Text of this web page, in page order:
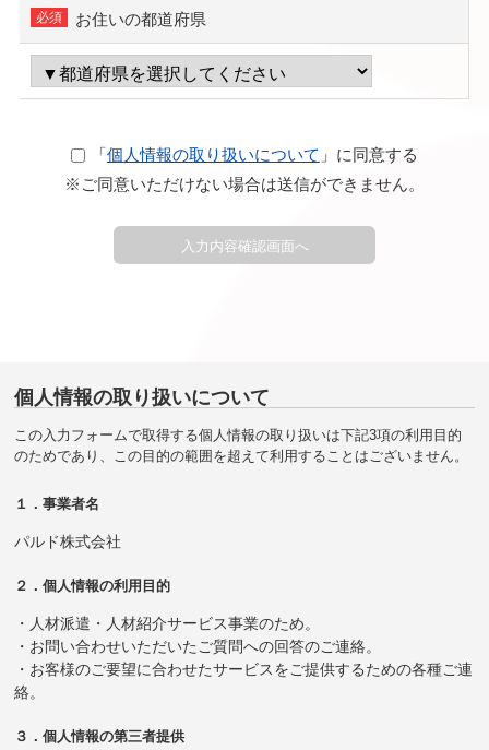
お住いの都道府県
「個人情報の取り扱いについて 」に同意する
※ご同意いただけない場合は送信ができません。
個人情報の取り扱いについて
この入力フォームで取得する個人情報の取り扱いは下記3項の利用目的
のためであり、この目的の範囲を超えて利用することはございません。
１．事業者名
パルド株式会社
２．個人情報の利用目的
・人材派遣・人材紹介サービス事業のため。
・お問い合わせいただいたご質問への回答のご連絡。
・お客様のご要望に合わせたサービスをご提供するための各種ご連
絡。
３．個人情報の第三者提供